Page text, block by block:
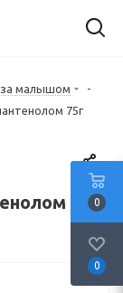
малышом
-
75г
75г0
0